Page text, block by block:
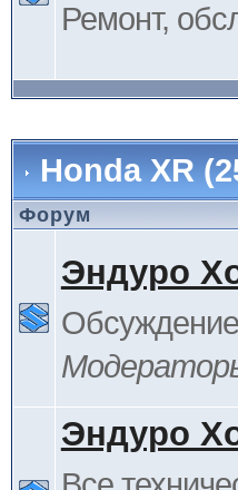
Ремонт,
Honda XR
Форум
Эндуро
Обсуждение
Эндуро